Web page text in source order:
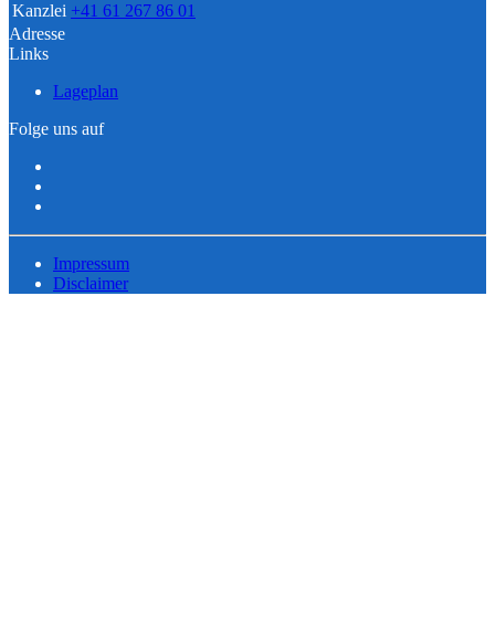
Kanzlei +41 61 267 86 01
Adresse
Links
Lageplan
Folge uns auf
Impressum
Disclaimer